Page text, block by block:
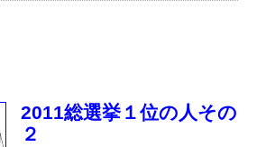
2011総選挙１位の人その
２